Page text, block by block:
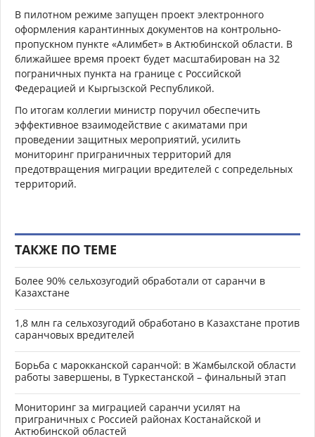
В пилотном режиме запущен проект электронного
оформления карантинных документов на контрольно-
пропускном пункте «Алимбет» в Актюбинской области. В
ближайшее время проект будет масштабирован на 32
пограничных пункта на границе с Российской
Федерацией и Кыргызской Республикой.
По итогам коллегии министр поручил обеспечить
эффективное взаимодействие с акиматами при
проведении защитных мероприятий, усилить
мониторинг приграничных территорий для
предотвращения миграции вредителей с сопредельных
территорий.
ТАКЖЕ ПО ТЕМЕ
Более 90% сельхозугодий обработали от саранчи в
Казахстане
1,8 млн га сельхозугодий обработано в Казахстане против
саранчовых вредителей
Борьба с марокканской саранчой: в Жамбылской области
работы завершены, в Туркестанской – финальный этап
Мониторинг за миграцией саранчи усилят на
приграничных с Россией районах Костанайской и
Актюбинской областей